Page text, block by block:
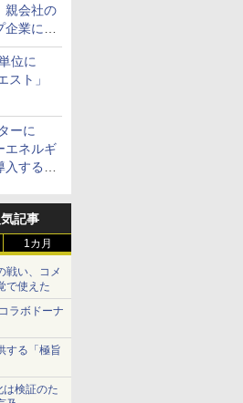
親会社の
業に展
供
位に
スト」
ーに
エネルギ
する計
記事
1カ月
戦い、コメ
で使えた
ラボドーナ
する「極旨
は検証のた